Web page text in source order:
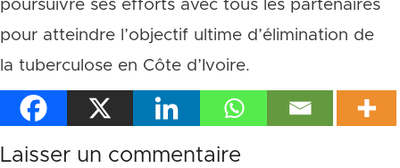
poursuivre ses efforts avec tous les partenaires
pour atteindre l’objectif ultime d’élimination de
la tuberculose en Côte d’Ivoire.
Laisser un commentaire